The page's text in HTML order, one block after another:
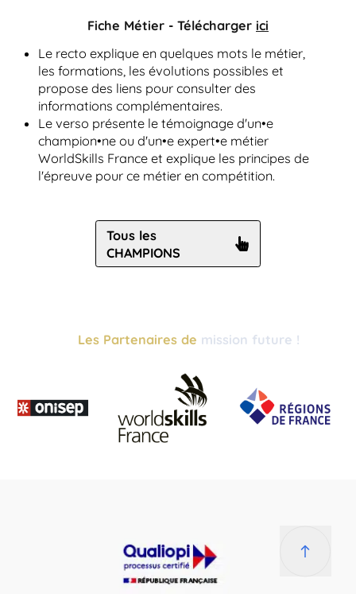
Fiche Métier - Télécharger ici
Le recto explique en quelques mots le métier,
les formations, les évolutions possibles et
propose des liens pour consulter des
informations complémentaires.
Le verso présente le témoignage d'un•e
champion•ne ou d'un•e expert•e métier
WorldSkills France et explique les principes de
l'épreuve pour ce métier en compétition.
Tous les
CHAMPIONS
Les Partenaires de mission future !